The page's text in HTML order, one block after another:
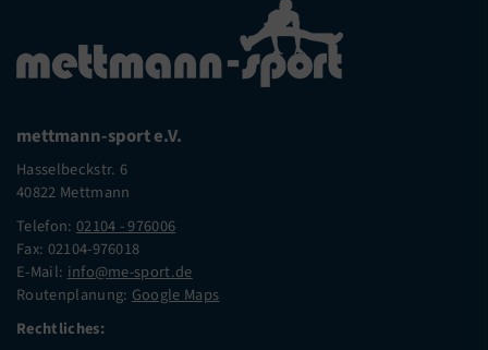
mettmann-sport e.V.
Hasselbeckstr. 6
40822 Mettmann
Telefon: 02104 - 976006
Fax: 02104-976018
E-Mail:info@me-sport.de
Routenplanung: Google Maps
Rechtliches: